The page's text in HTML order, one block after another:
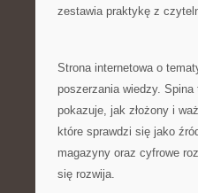
zestawia praktykę z
Strona internetowa o
poszerzania wiedzy.
pokazuje, jak złożony i
które sprawdzi się jako
magazyny oraz cyfrowe
się rozwija.